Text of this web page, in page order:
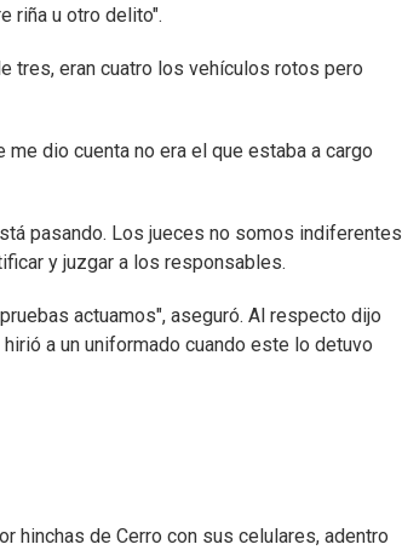
riña u otro delito".
tres, eran cuatro los vehículos rotos pero
dio cuenta no era el que estaba a cargo
pasando. Los jueces no somos indiferentes
y juzgar a los responsables.
actuamos", aseguró. Al respecto dijo
a un uniformado cuando este lo detuvo
hinchas de Cerro con sus celulares, adentro